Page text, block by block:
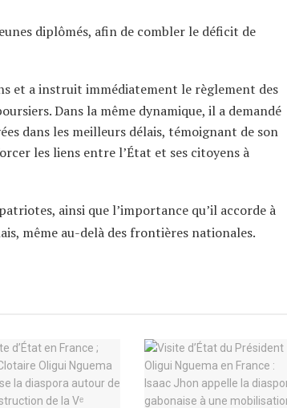
diplômés, afin de combler le déficit de
et a instruit immédiatement le règlement des
Dans la même dynamique, il a demandé
dans les meilleurs délais, témoignant de son
les liens entre l’État et ses citoyens à
ainsi que l’importance qu’il accorde à
même au-delà des frontières nationales.